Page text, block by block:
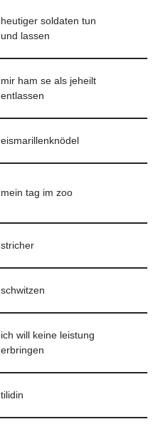
heutiger soldaten tun
und lassen
mir ham se als jeheilt
entlassen
eismarillenknödel
mein tag im zoo
stricher
schwitzen
ich will keine leistung
erbringen
tilidin